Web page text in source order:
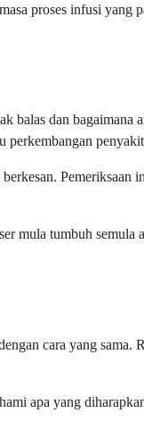
proses infusi
balas dan bagaimana
perkembangan
Pemeriksaan
mula tumbuh
cara yang sama.
apa yang